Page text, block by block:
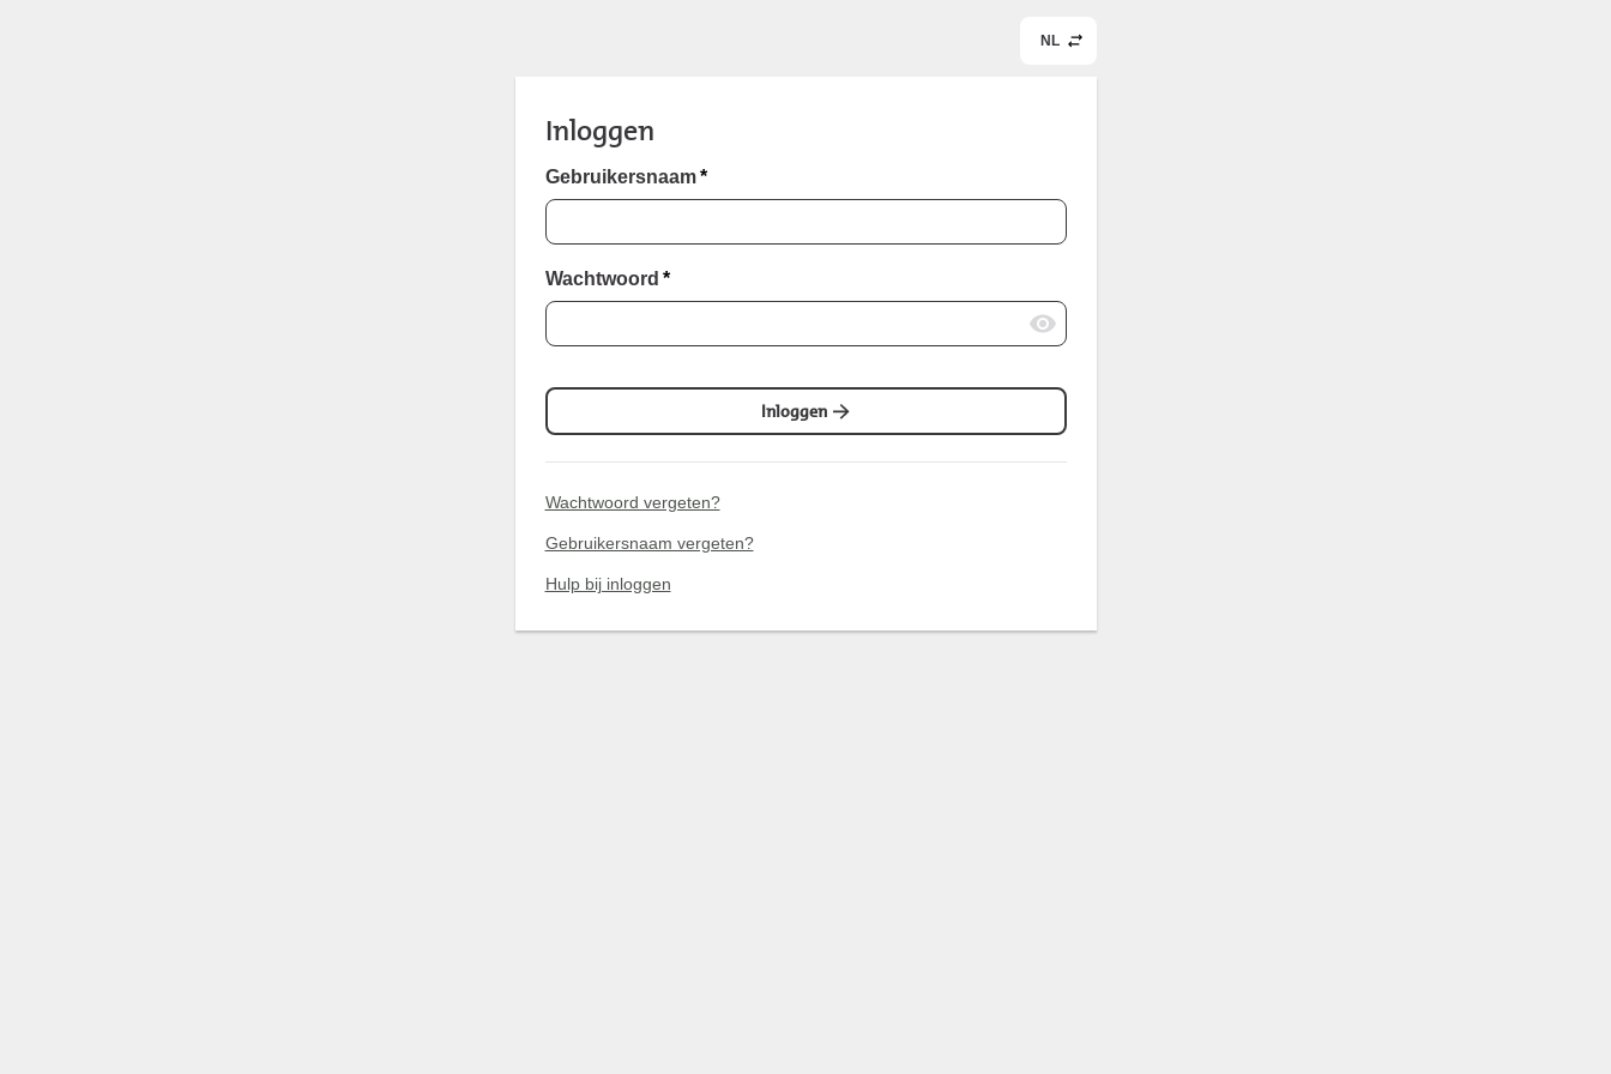
NL
Inloggen
Gebruikersnaam *
Wachtwoord *
Inloggen
Wachtwoord vergeten?
Gebruikersnaam vergeten?
Hulp bij inloggen